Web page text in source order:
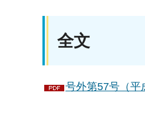
全文
号外第57号（平